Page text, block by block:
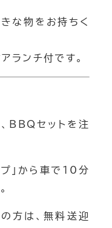
ックカントリー
チームビルディング
な物をお持ちく
ランチ付です。
BBQセットを注
」から車で10分
方は、無料送迎